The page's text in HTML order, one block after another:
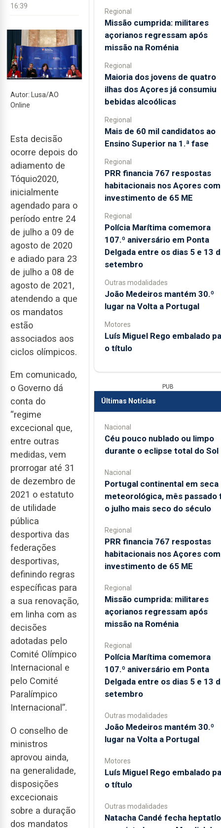
16:39
Autor: Lusa/AO
Online
Esta decisão
ocorre depois do
adiamento de
Tóquio2020,
inicialmente
agendado para o
período entre 24
de julho a 09 de
agosto de 2020
e adiado para 23
de julho a 08 de
agosto de 2021,
atendendo a que
os mandatos
estão
associados aos
ciclos olímpicos.
Em comunicado,
o Governo dá
conta do
“regime
excecional que,
entre outras
medidas, vem
prorrogar até 31
de dezembro de
2021 o estatuto
de utilidade
pública
desportiva das
federações
desportivas,
definindo regras
específicas para
a sua renovação,
em linha com as
decisões
adotadas pelo
Comité Olímpico
Internacional e
pelo Comité
Paralímpico
Internacional”.
O conselho de
ministros
aprovou ainda,
na generalidade,
disposições
excecionais
sobre a duração
dos mandatos
Regional
Missão cumprida: militares
açorianos regressam após
missão na Roménia
Regional
Maioria dos jovens de quatro
ilhas dos Açores já consumiu
bebidas alcoólicas
Regional
Mais de 60 mil candidatos ao
Ensino Superior na 1.ª fase
Regional
PRR financia 767 respostas
habitacionais nos Açores com
investimento de 65 ME
Regional
Polícia Marítima comemora
107.º aniversário em Ponta
Delgada entre os dias 5 e 13
setembro
Outras modalidades
João Medeiros mantém 30.º
lugar na Volta a Portugal
Motores
Luís Miguel Rego embalado
o título
PUB
Últimas Notícias
Nacional
Céu pouco nublado ou limpo
durante o eclipse total do Sol
Nacional
Portugal continental em seca
meteorológica, mês passado
o julho mais seco do século
Regional
PRR financia 767 respostas
habitacionais nos Açores com
investimento de 65 ME
Regional
Missão cumprida: militares
açorianos regressam após
missão na Roménia
Regional
Polícia Marítima comemora
107.º aniversário em Ponta
Delgada entre os dias 5 e 13
setembro
Outras modalidades
João Medeiros mantém 30.º
lugar na Volta a Portugal
Motores
Luís Miguel Rego embalado
o título
Outras modalidades
Natacha Candé fecha heptatlo